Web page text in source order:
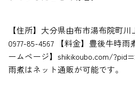
【住所】大分県由布市湯布院町川
0977-85-4567 【料金】豊後牛時
ームページ】shikikoubo.com/
雨煮はネット通販が可能です。